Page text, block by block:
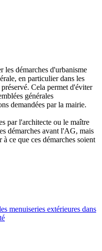
les démarches d'urbanisme
en particulier dans les
Cela permet d'éviter
générales
demandées par la mairie.
par l'architecte ou le maître
démarches avant l'AG, mais
ce que ces démarches soient
menuiseries extérieures dans